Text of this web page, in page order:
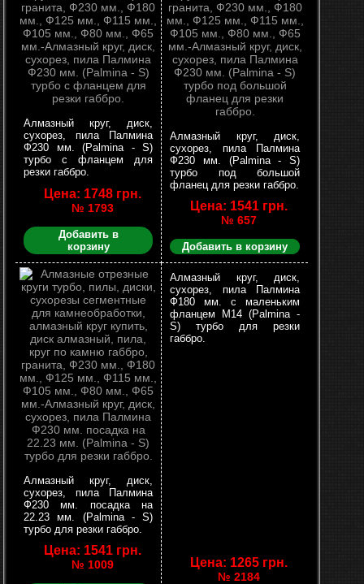
Алмазный круг, диск,
сухорез, пила Палмина
Ф230 мм. (Palmina - S)
турбо с фланцем для
резки габбро.
Цена: 1748 грн.
№ 1793
Добавить в
корзину
Алмазный круг, диск,
сухорез, пила Палмина
Ф230 мм. (Palmina - S)
турбо под большой
фланец для резки габбро.
Цена: 1541 грн.
№ 657
Добавить в корзину
Алмазный круг, диск,
сухорез, пила Палмина
Ф230 мм. посадка на
22.23 мм. (Palmina - S)
турбо для резки габбро.
Цена: 1541 грн.
№ 1009
Алмазный круг, диск,
сухорез, пила Палмина
Ф180 мм. с маленьким
фланцем М14 (Palmina -
S) турбо для резки
габбро.
Цена: 1265 грн.
№ 2184